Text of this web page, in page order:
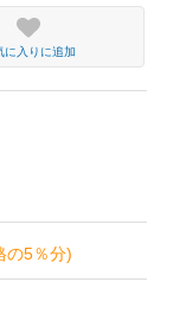
に入りに追加
の5％分)